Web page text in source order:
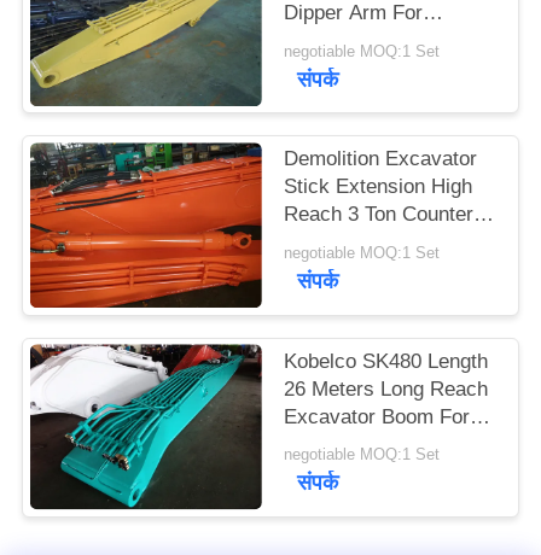
साइटमैप
PRIVACY
POLICY
Dipper Arm For
Hyundai R210-9
Excavator
negotiable MOQ:1 Set
संपर्क
Demolition Excavator
Stick Extension High
Reach 3 Ton Counter
Weight With Pulverizer
negotiable MOQ:1 Set
संपर्क
Kobelco SK480 Length
26 Meters Long Reach
Excavator Boom For
Sale
negotiable MOQ:1 Set
संपर्क